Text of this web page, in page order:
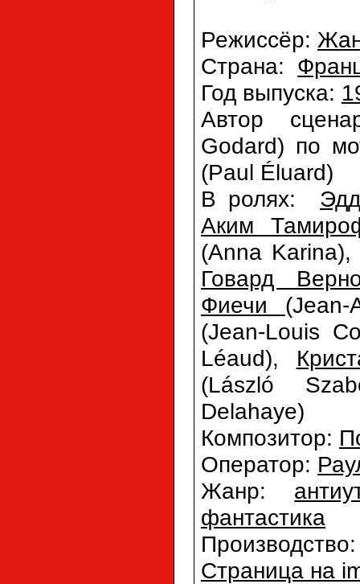
Режиссёр:
Страна:
Год выпуска:
Автор
Godard) по
(Paul Éluard)
В ролях:
Аким
(Anna
Говард
Фиечи
(Jean-Louis
Léaud),
(László
Delahaye)
Композитор:
Оператор:
Жанр:
фантастика
Страница на